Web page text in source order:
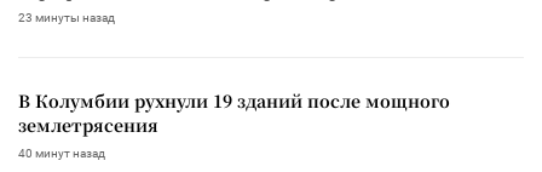
23 минуты назад
В Колумбии рухнули 19 зданий после мощного
землетрясения
40 минут назад